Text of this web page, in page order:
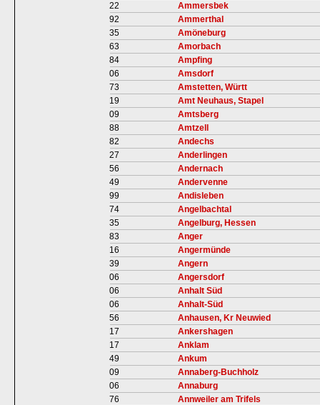
22
Ammersbek
92
Ammerthal
35
Amöneburg
63
Amorbach
84
Ampfing
06
Amsdorf
73
Amstetten, Württ
19
Amt Neuhaus, Stapel
09
Amtsberg
88
Amtzell
82
Andechs
27
Anderlingen
56
Andernach
49
Andervenne
99
Andisleben
74
Angelbachtal
35
Angelburg, Hessen
83
Anger
16
Angermünde
39
Angern
06
Angersdorf
06
Anhalt Süd
06
Anhalt-Süd
56
Anhausen, Kr Neuwied
17
Ankershagen
17
Anklam
49
Ankum
09
Annaberg-Buchholz
06
Annaburg
76
Annweiler am Trifels